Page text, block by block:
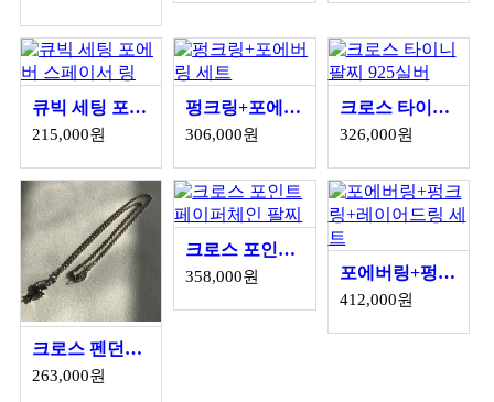
큐빅 세팅 포에버 스페이서 링
215,000원
펑크링+포에버링 세트
306,000원
크로스 타이니 팔찌 925실버
326,000원
크로스 펜던트 2.5mm체인 세트
263,000원
크로스 포인트 페이퍼체인 팔찌
358,000원 포에버링+펑크링+레이어드링 세트
412,000원